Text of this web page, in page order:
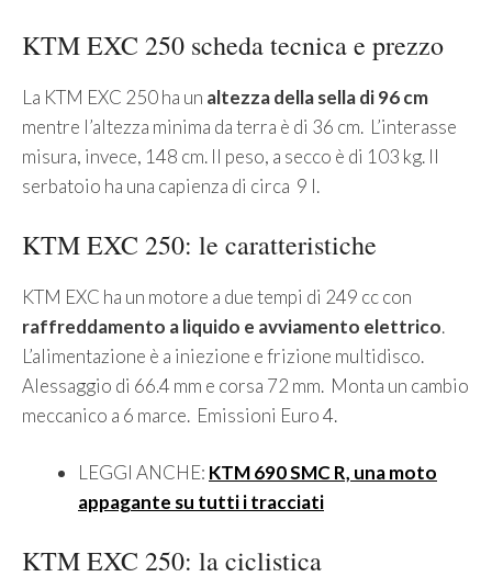
KTM EXC 250 scheda tecnica e prezzo
La KTM EXC 250 ha un altezza della sella di 96 cm
mentre l’altezza minima da terra è di 36 cm. L’interasse
misura, invece, 148 cm. Il peso, a secco è di 103 kg. Il
serbatoio ha una capienza di circa 9 l.
KTM EXC 250: le caratteristiche
KTM EXC ha un motore a due tempi di 249 cc con
raffreddamento a liquido e avviamento elettrico.
L’alimentazione è a iniezione e frizione multidisco.
Alessaggio di 66.4 mm e corsa 72 mm. Monta un cambio
meccanico a 6 marce. Emissioni Euro 4.
LEGGI ANCHE: KTM 690 SMC R, una moto
appagante su tutti i tracciati
KTM EXC 250: la ciclistica